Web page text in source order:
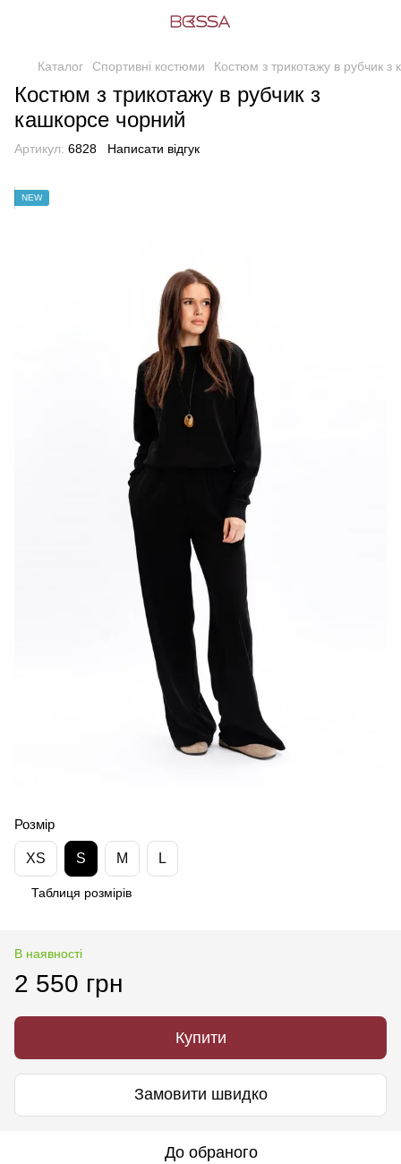
Каталог Спортивні костюми Костюм з трикотажу в рубчик з
Костюм з трикотажу в рубчик з
кашкорсе чорний
Артикул: 6828 Написати відгук
NEW
Розмір
XS S M L
Таблиця розмірів
В наявності
2 550 грн
Купити
Замовити швидко
До обраного